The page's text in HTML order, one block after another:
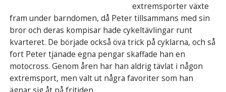
extremsporter växte
fram under barndomen, då Peter tillsammans med sin
bror och deras kompisar hade cykeltävlingar runt
kvarteret. De började också öva trick på cyklarna, och så
fort Peter tjänade egna pengar skaffade han en
motocross. Genom åren har han aldrig tävlat i någon
extremsport, men valt ut några favoriter som han